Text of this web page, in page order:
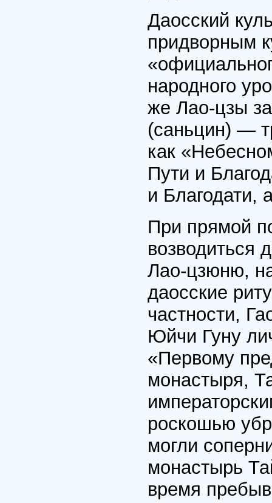
Даосский
придворным
народного
же Лао-цзы
(саньцин) —
как
Пути и
и Благодати,
При прямой
возводиться
Лао-цзюню,
даосские
частности,
Юйчи Гуну
«Первому
монастыря,
роскошью
могли
монастырь
время